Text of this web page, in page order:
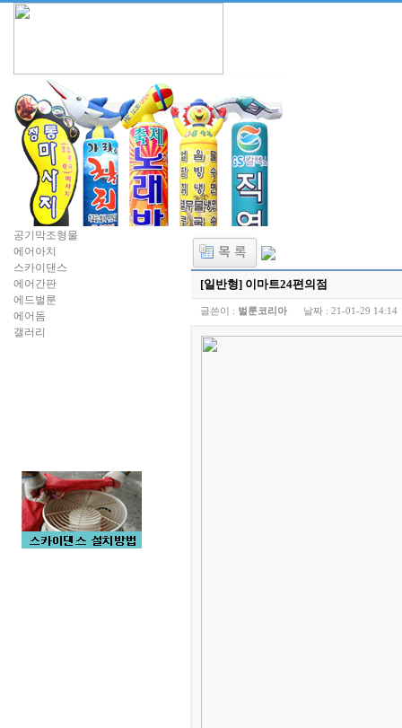
공기막조형물
에어아치
스카이댄스
에어간판
에드벌룬
에어돔
갤러리
[일반형] 이마트24편의점
글쓴이 : 벌룬코리아 날짜 : 21-01-29 14:14